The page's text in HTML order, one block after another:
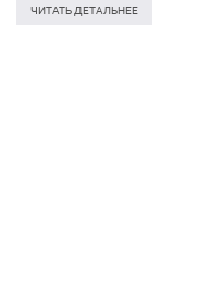
продемонстрировать сигнал для…
ЧИТАТЬ ДЕТАЛЬНЕЕ